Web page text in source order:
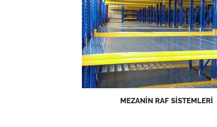
MEZANİN RAF SİSTEMLERİ